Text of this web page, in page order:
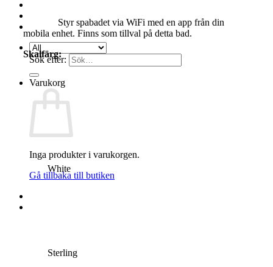
Sök efter:
Varukorg
Inga produkter i varukorgen.
Gå tillbaka till butiken
Styr spabadet via WiFi med en app från din
mobila enhet. Finns som tillval på detta bad.
Skalfärg:
White
Sterling